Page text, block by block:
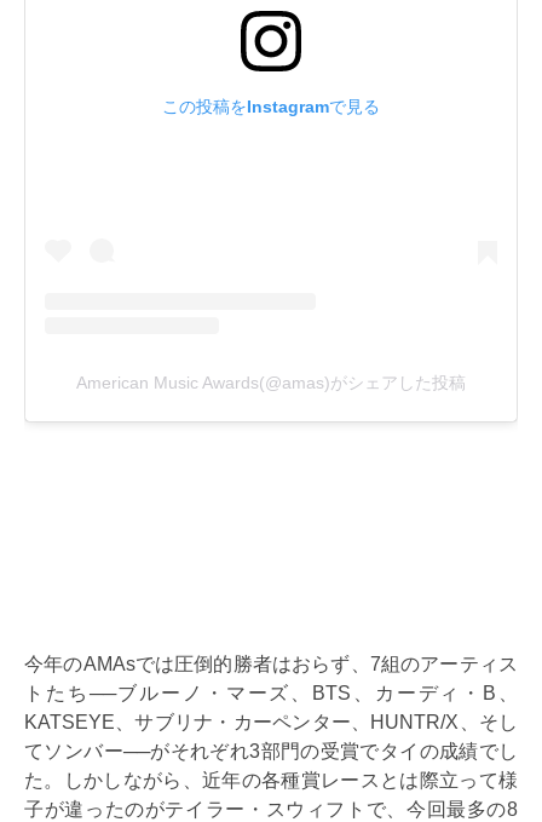
今年のAMAsでは圧倒的勝者はおらず、7組のアーティス
トたち──ブルーノ・マーズ、BTS、カーディ・B、
KATSEYE、サブリナ・カーペンター、HUNTR/X、そし
てソンバー──がそれぞれ3部門の受賞でタイの成績でし
た。しかしながら、近年の各種賞レースとは際立って様
子が違ったのがテイラー・スウィフトで、今回最多の8